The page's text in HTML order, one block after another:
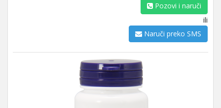
Pozovi i naruči
ili
Naruči preko SMS